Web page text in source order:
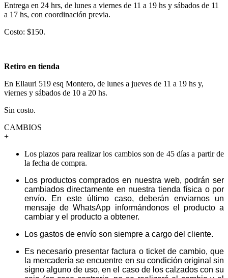
Entrega en 24 hrs, de lunes a viernes de 11 a 19 hs y sábados de 11
a 17 hs, con coordinación previa.
Costo: $150.
Retiro en tienda
En Ellauri 519 esq Montero, de lunes a jueves de 11 a 19 hs y,
viernes y sábados de 10 a 20 hs.
Sin costo.
CAMBIOS
+
Los plazos para realizar los cambios son de 45 días a partir de
la fecha de compra.
Los productos comprados en nuestra web, podrán ser
cambiados directamente en nuestra tienda física o por
envío. En este último caso, deberán enviarnos un
mensaje de WhatsApp informándonos el producto a
cambiar y el producto a obtener.
Los gastos de envío son siempre a cargo del cliente.
Es necesario presentar factura o ticket de cambio, que
la mercadería se encuentre en su condición original sin
signo alguno de uso, en el caso de los calzados con su